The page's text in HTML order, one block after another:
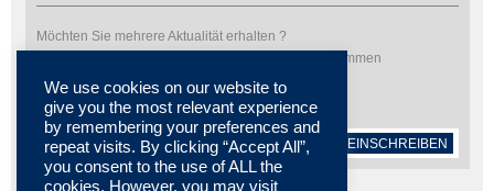
Möchten Sie mehrere Aktualität erhalten ?
Bitte abonnieren Sie um unsere Newsletter zu bekommen
EINSCHREIBEN
We use cookies on our website to
give you the most relevant experience
by remembering your preferences and
repeat visits. By clicking “Accept All”,
you consent to the use of ALL the
cookies. However, you may visit